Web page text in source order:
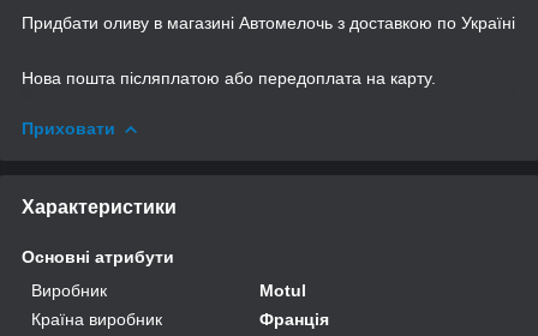
Придбати оливу в магазині Автомелочь з доставкою по Україні
Нова пошта післяплатою або передоплата на карту.
Приховати
Характеристики
Основні атрибути
Виробник
Motul
Країна виробник
Франція